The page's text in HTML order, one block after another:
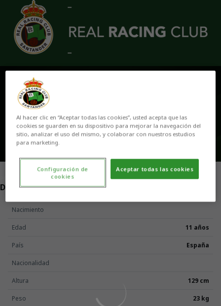
DELANTERA
Nacimiento
Edad 11 años
País España
Nacionalidad
Altura 129 cm
Peso 23 kg
Al hacer clic en “Aceptar todas las cookies”, usted acepta que las
cookies se guarden en su dispositivo para mejorar la navegación del
sitio, analizar el uso del mismo, y colaborar con nuestros estudios
para marketing.
Aceptar todas las cookies
Configuración de
cookies